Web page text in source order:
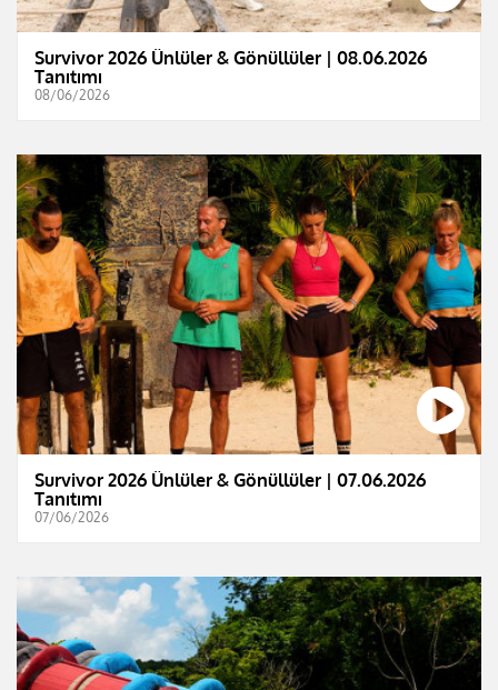
Survivor 2026 Ünlüler & Gönüllüler | 08.06.2026
Tanıtımı
08/06/2026
Survivor 2026 Ünlüler & Gönüllüler | 07.06.2026
Tanıtımı
07/06/2026